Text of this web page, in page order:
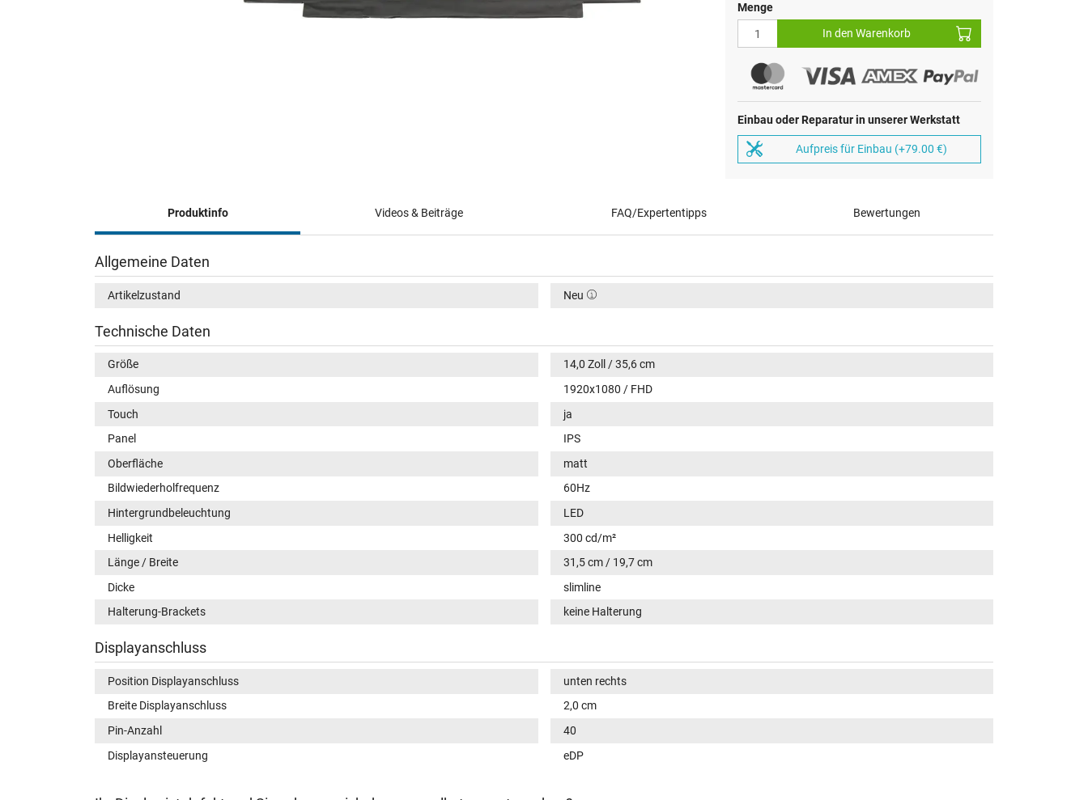
Menge
In den Warenkorb
Einbau oder Reparatur in unserer Werkstatt
Aufpreis für Einbau (+79.00 €)
Produktinfo Videos & Beiträge FAQ/Expertentipps Bewertungen
Allgemeine Daten
Artikelzustand Neu
Technische Daten
Größe
14,0 Zoll / 35,6 cm
Auflösung
1920x1080 / FHD
Touch
ja
Panel
IPS
Oberfläche
matt
Bildwiederholfrequenz
60Hz
Hintergrundbeleuchtung
LED
Helligkeit
300 cd/m²
Länge / Breite
31,5 cm / 19,7 cm
Dicke
slimline
Halterung-Brackets
keine Halterung
Displayanschluss
Position Displayanschluss
unten rechts
Breite Displayanschluss
2,0 cm
Pin-Anzahl
40
Displayansteuerung
eDP